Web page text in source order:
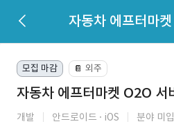
자동차 에프터마
모집 마감 📔 외주
자동차 에프터마켓 O2O 서
개발 안드로이드 iOS 분야 미